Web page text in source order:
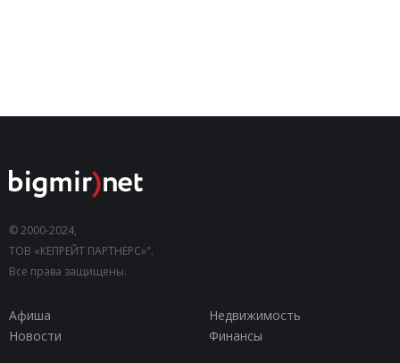
© 2000-2024,
ТОВ «КЕПРЕЙТ ПАРТНЕРС»".
Все права защищены.
Афиша
Недвижимость
Новости
Финансы